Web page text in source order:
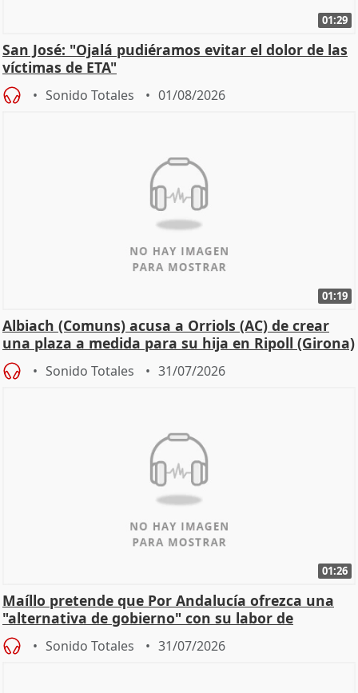
01:29
San José: "Ojalá pudiéramos evitar el dolor de las
víctimas de ETA"
Sonido Totales 01/08/2026
01:19
Albiach (Comuns) acusa a Orriols (AC) de crear
una plaza a medida para su hija en Ripoll (Girona)
Sonido Totales 31/07/2026
01:26
Maíllo pretende que Por Andalucía ofrezca una
"alternativa de gobierno" con su labor de
oposición
Sonido Totales 31/07/2026